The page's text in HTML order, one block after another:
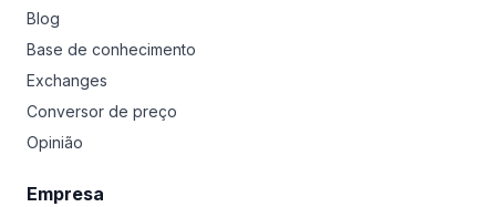
Blog
Base de conhecimento
Exchanges
Conversor de preço
Opinião
Empresa